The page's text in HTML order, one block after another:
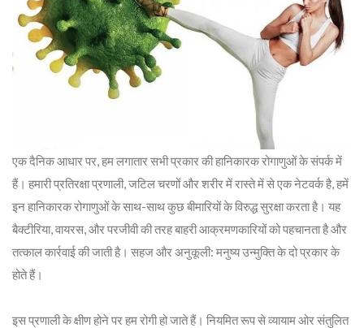
एक दैनिक आधार पर, हम लगातार सभी प्रकार की हानिकारक रोगाणुओं के संपर्क में
हैं। हमारी प्रतिरक्षा प्रणाली, जटिल चरणों और शरीर में रास्ते में से एक नेटवर्क है, हमें
इन हानिकारक रोगाणुओं के साथ-साथ कुछ बीमारियों के विरुद्ध सुरक्षा करता है। यह
बैक्टीरिया, वायरस, और परजीवी की तरह बाहरी आक्रमणकारियों को पहचानता है और
तत्काल कार्रवाई की जाती है। सहज और अनुकूली: मनुष्य उन्मुक्ति के दो प्रकार के
होते हैं।
इस प्रणाली के क्षीण होने पर हम रोगी हो जाते हैं। नियमित रूप से व्यायाम ओर संतुलित